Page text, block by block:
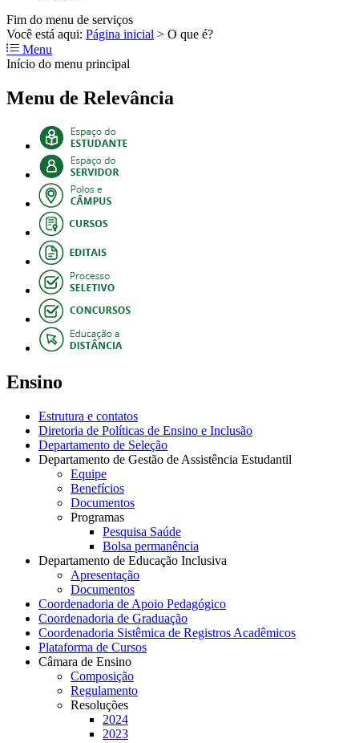
Fim do menu de serviços
Você está aqui: Página inicial > O que é?
Menu
Início do menu principal
Menu de Relevância
Ensino
Estrutura e contatos
Diretoria de Políticas de Ensino e Inclusão
Departamento de Seleção
Departamento de Gestão de Assistência Estudantil
Equipe
Benefícios
Documentos
Programas
Pesquisa Saúde
Bolsa permanência
Departamento de Educação Inclusiva
Apresentação
Documentos
Coordenadoria de Apoio Pedagógico
Coordenadoria de Graduação
Coordenadoria Sistêmica de Registros Acadêmicos
Plataforma de Cursos
Câmara de Ensino
Composição
Regulamento
Resoluções
2024
2023